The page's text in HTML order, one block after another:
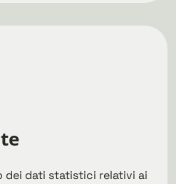
dei dati statistici relativi ai